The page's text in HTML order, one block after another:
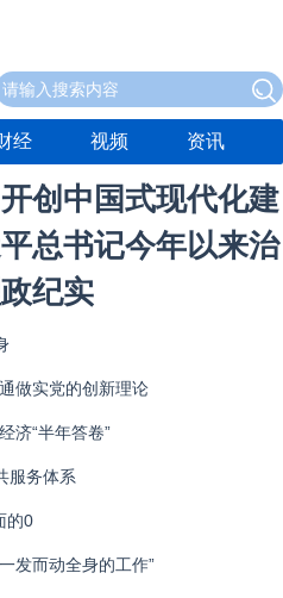
经 视频 资讯
创中国式现代化建
总书记今年以来治
纪实
做实党的创新理论
济“半年答卷”
服务体系
的0
发而动全身的工作”